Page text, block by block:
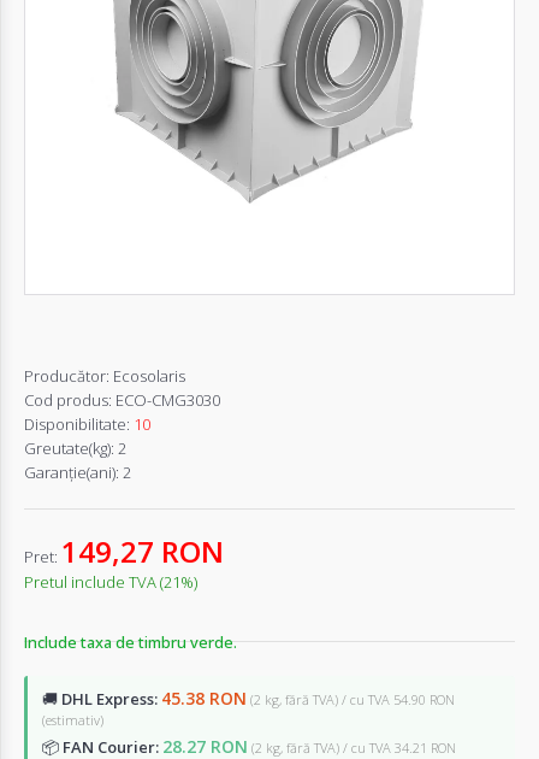
Producător: Ecosolaris
Cod produs: ECO-CMG3030
Disponibilitate: 10
Greutate(kg): 2
Garanţie(ani): 2
Pret: 149,27 RON
Pretul include TVA (21%)
Include taxa de timbru verde.
🚚 DHL Express: 45.38 RON (2 kg, fără TVA) / cu TVA 54.90 RON
(estimativ)
📦 FAN Courier: 28.27 RON (2 kg, fără TVA) / cu TVA 34.21 RON